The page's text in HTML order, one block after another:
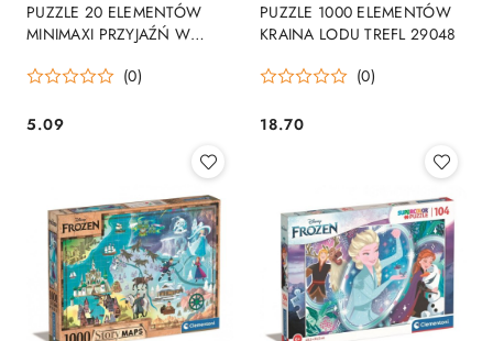
PUZZLE 20 ELEMENTÓW
MINIMAXI PRZYJAŹŃ W
(0)
Cena:
5.09
PUZZLE 1000 ELEMENTÓW
KRAINA LODU TREFL 29048
(0)
Cena:
18.70